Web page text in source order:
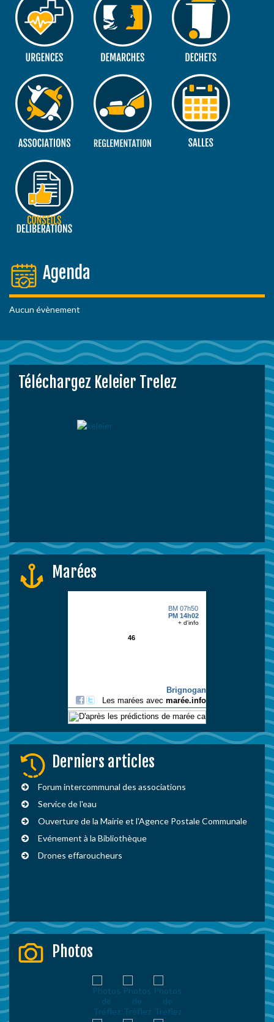
Agenda
Aucun évènement
Téléchargez Keleier Trelez
Marées
Derniers articles
Forum intercommunal des associations
Service de l'eau
Ouverture de la Mairie et l'Agence Postale Communale
Evénement à la Bibliothèque
Drones effaroucheurs
Photos